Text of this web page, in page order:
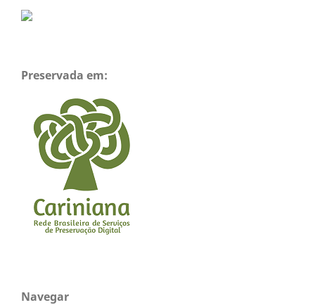
Preservada em:
Navegar